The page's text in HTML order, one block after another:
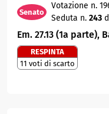
Senato
Votazione n.
Seduta n. 243
Em. 27.13 (1a parte),
RESPINTA
11 voti di scarto